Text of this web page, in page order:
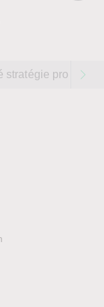
stratégie pro 2026